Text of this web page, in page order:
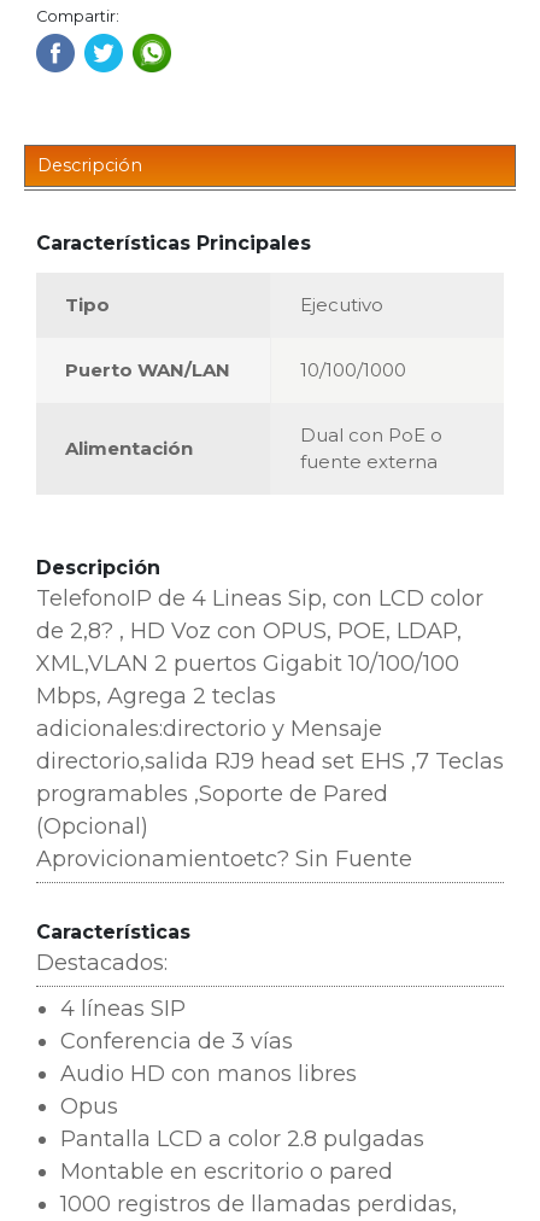
Compartir:
Descripción
Características Principales
Tipo Ejecutivo
Puerto WAN/LAN 10/100/1000
Alimentación
Dual con PoE o
fuente externa
Descripción
TelefonoIP de 4 Lineas Sip, con LCD color
de 2,8? , HD Voz con OPUS, POE, LDAP,
XML,VLAN 2 puertos Gigabit 10/100/100
Mbps, Agrega 2 teclas
adicionales:directorio y Mensaje
directorio,salida RJ9 head set EHS ,7 Teclas
programables ,Soporte de Pared
(Opcional)
Aprovicionamientoetc? Sin Fuente
Características
Destacados:
4 líneas SIP
Conferencia de 3 vías
Audio HD con manos libres
Opus
Pantalla LCD a color 2.8 pulgadas
Montable en escritorio o pared
1000 registros de llamadas perdidas,